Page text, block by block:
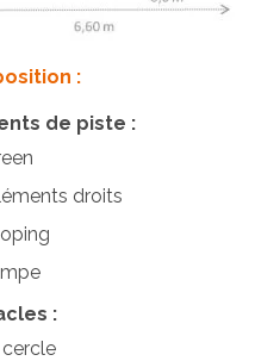
:
de piste :
droits
: